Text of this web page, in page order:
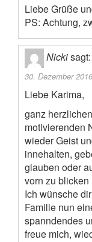
Liebe Grüße
PS: Achtung,
Nickisagt:
30. Dezember
Liebe Karima,
ganz
motivierenden
wieder Geist
innehalten,
glauben oder
vorn zu blicken
Ich wünsche
Familie nun
spanndendes
freue mich,